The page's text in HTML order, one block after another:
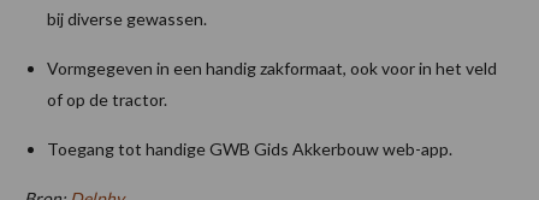
bij diverse gewassen.
Vormgegeven in een handig zakformaat, ook voor in het veld
of op de tractor.
Toegang tot handige GWB Gids Akkerbouw web-app.